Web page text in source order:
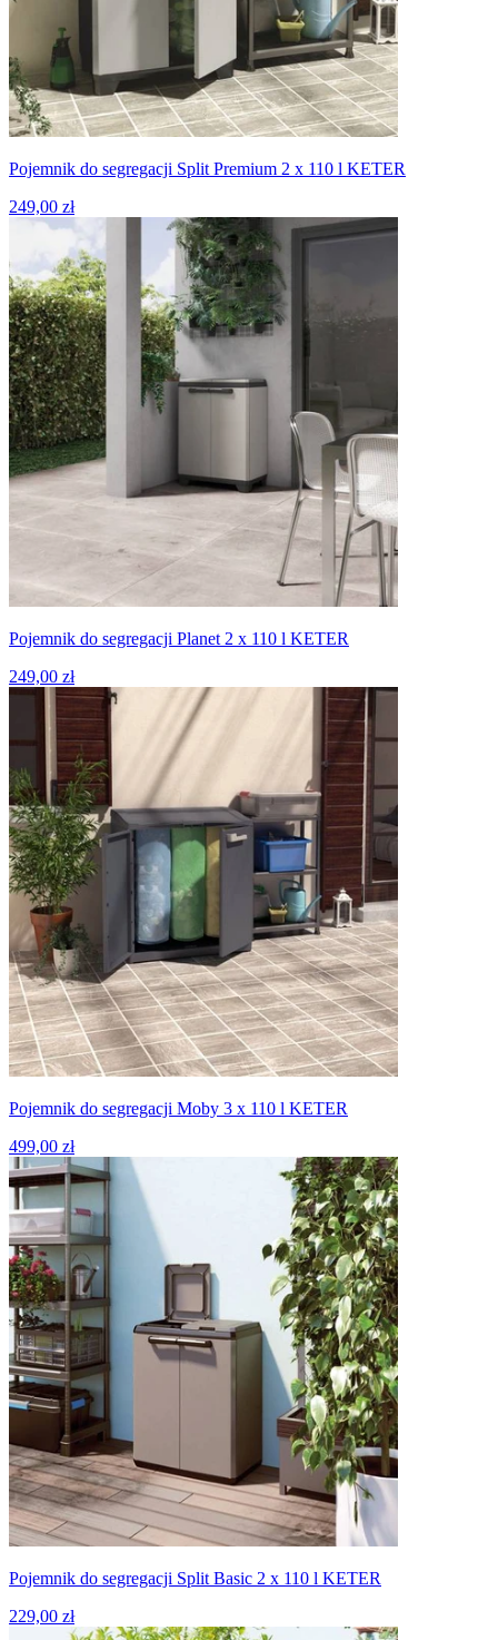
Pojemnik do segregacji Split Premium 2 x 110 l KETER
249,00 zł
Pojemnik do segregacji Planet 2 x 110 l KETER
249,00 zł
Pojemnik do segregacji Moby 3 x 110 l KETER
499,00 zł
Pojemnik do segregacji Split Basic 2 x 110 l KETER
229,00 zł